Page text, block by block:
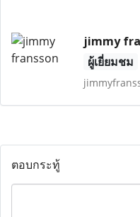
jimmy
ผู้เยี่ยมชม
ตอบกระทู้